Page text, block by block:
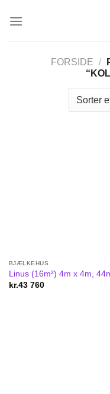
FORSIDE /
BJÆLKEHUS
Linus (16m²) 4m x 4m,
kr.43 760